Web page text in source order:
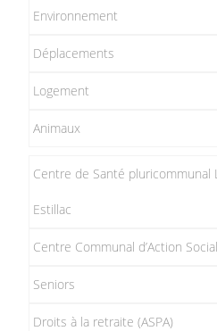
Environnement
Déplacements
Logement
Animaux
Centre de Santé pluricommunal
Estillac
Centre Communal d’Action
Seniors
Droits à la retraite (ASPA)